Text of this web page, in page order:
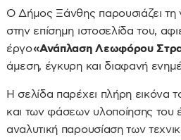
Ο Δήμος Ξάνθης παρουσιάζει τη
στην επίσημη ιστοσελίδα του,
έργο«Ανάπλαση Λεωφόρου
άμεση, έγκυρη και διαφανή
Η σελίδα παρέχει πλήρη εικόνα
και των φάσεων υλοποίησης του
αναλυτική παρουσίαση των